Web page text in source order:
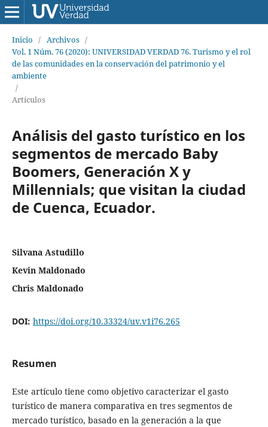
Inicio / Archivos /
Vol. 1 Núm. 76 (2020): UNIVERSIDAD VERDAD 76. Turismo y el rol
de las comunidades en la conservación del patrimonio y el
ambiente
/
Artículos
Análisis del gasto turístico en los
segmentos de mercado Baby
Boomers, Generación X y
Millennials; que visitan la ciudad
de Cuenca, Ecuador.
Silvana Astudillo
Kevin Maldonado
Chris Maldonado
DOI: https://doi.org/10.33324/uv.v1i76.265
Resumen
Este artículo tiene como objetivo caracterizar el gasto
turístico de manera comparativa en tres segmentos de
mercado turístico, basado en la generación a la que